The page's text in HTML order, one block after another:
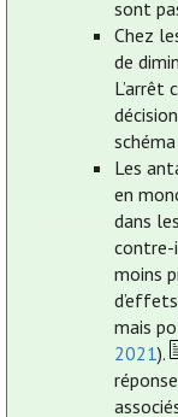
sont
Chez
de
L’arrêt
Les
en
dans
contre-
moins
mais
2021).